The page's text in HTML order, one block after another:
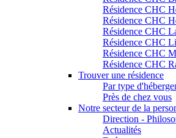
Résidence CHC
Résidence CHC
Résidence CHC
Résidence CHC
Résidence CHC
Résidence CHC
Trouver une résidence
Par type
Près de chez vous
Notre secteur de la
Direction -
Actualités